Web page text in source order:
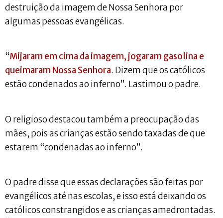
destruição da imagem de Nossa Senhora por
algumas pessoas evangélicas.
“Mijaram em cima da imagem, jogaram gasolina e
queimaram Nossa Senhora. Dizem que os católicos
estão condenados ao inferno”. Lastimou o padre.
O religioso destacou também a preocupação das
mães, pois as crianças estão sendo taxadas de que
estarem “condenadas ao inferno”.
O padre disse que essas declarações são feitas por
evangélicos até nas escolas, e isso está deixando os
católicos constrangidos e as crianças amedrontadas.